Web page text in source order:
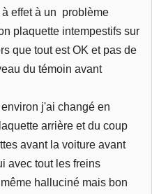
effet à un problème
plaquette intempestifs sur
que tout est OK et pas de
du témoin avant
j'ai changé en
arrière et du coup
avant la voiture avant
avec tout les freins
halluciné mais bon